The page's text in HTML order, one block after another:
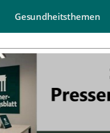
Gesundheitsthemen